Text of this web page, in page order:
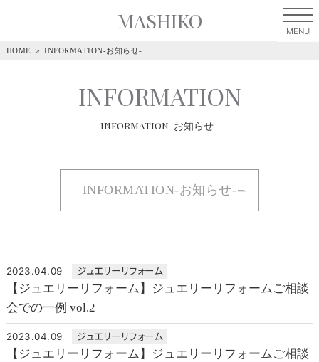
MASHIKO
HOME ＞INFORMATION-お知らせ-
INFORMATION
INFORMATION-お知らせ-
INFORMATION-お知らせ-
2023.04.09 ジュエリーリフォーム
【ジュエリーリフォーム】ジュエリーリフォームご相談
会での一例 vol.2
2023.04.09 ジュエリーリフォーム
【ジュエリーリフォーム】ジュエリーリフォームご相談